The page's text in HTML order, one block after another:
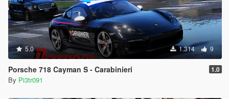
5.0 1.314 9
Porsche 718 Cayman S - Carabinieri 1.0
By Pi3tr091